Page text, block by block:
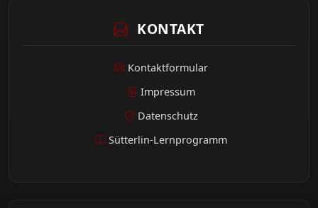
KONTAKT
Kontaktformular
Impressum
Datenschutz
Sütterlin-Lernprogramm